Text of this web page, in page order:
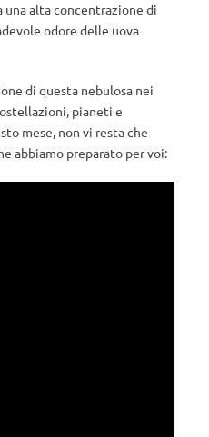
alta concentrazione di
odore delle uova
di questa nebulosa nei
pianeti e
mese, non vi resta che
abbiamo preparato per voi: